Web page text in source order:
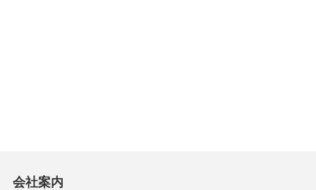
会社案内